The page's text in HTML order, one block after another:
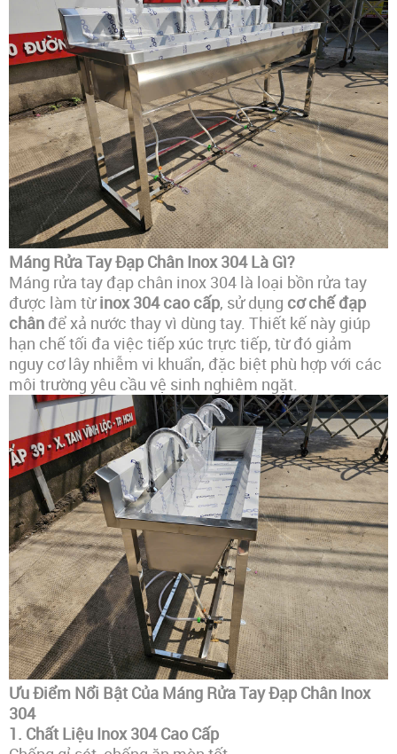
Máng Rửa Tay Đạp Chân Inox 304 Là Gì?
Máng rửa tay đạp chân inox 304 là loại bồn rửa tay
được làm từinox 304 cao cấp, sử dụng cơ chế đạp
chân để xả nước thay vì dùng tay. Thiết kế này giúp
hạn chế tối đa việc tiếp xúc trực tiếp, từ đó giảm
nguy cơ lây nhiễm vi khuẩn, đặc biệt phù hợp với các
môi trường yêu cầu vệ sinh nghiêm ngặt.
Ưu Điểm Nổi Bật Của Máng Rửa Tay Đạp Chân Inox
304
1. Chất Liệu Inox 304 Cao Cấp